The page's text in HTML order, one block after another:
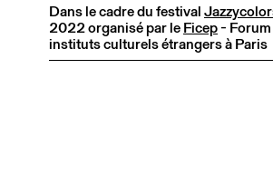
Dans le cadre du festival
2022 organisé par leFicep-
instituts culturels étrangers à Paris